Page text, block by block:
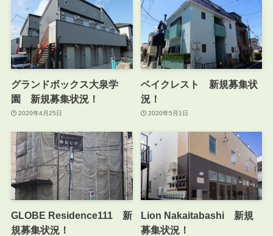
グランドボックス大泉学
園 新規募集状況！
2020年4月25日
ベイクレスト 新規募集状
況！
2020年5月1日
GLOBE Residence111 新
規募集状況！
Lion Nakaitabashi 新規
募集状況！